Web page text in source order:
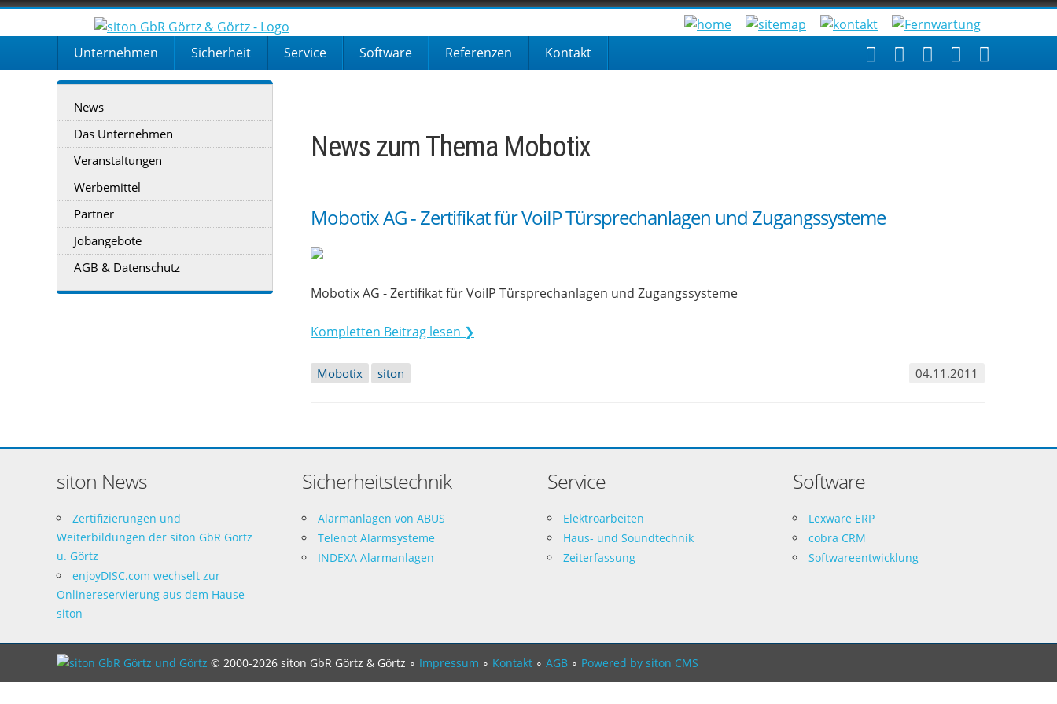
Unternehmen Sicherheit Service Software Referenzen Kontakt
News
Das Unternehmen
Veranstaltungen
Werbemittel
Partner
Jobangebote
AGB & Datenschutz
News zum Thema Mobotix
Mobotix AG - Zertifikat für VoiIP Türsprechanlagen und Zugangssysteme
Mobotix AG - Zertifikat für VoiIP Türsprechanlagen und Zugangssysteme
Kompletten Beitrag lesen ❯
Mobotix siton 04.11.2011
siton News
Zertifizierungen und
Weiterbildungen der siton GbR Görtz
u. Görtz
enjoyDISC.com wechselt zur
Onlinereservierung aus dem Hause
siton
Sicherheitstechnik
Alarmanlagen von ABUS
Telenot Alarmsysteme
INDEXA Alarmanlagen
Service
Elektroarbeiten
Haus- und Soundtechnik
Zeiterfassung
Software
Lexware ERP
cobra CRM
Softwareentwicklung
© 2000-2026 siton GbR Görtz & Görtz ∘ Impressum ∘ Kontakt ∘ AGB ∘ Powered by siton CMS